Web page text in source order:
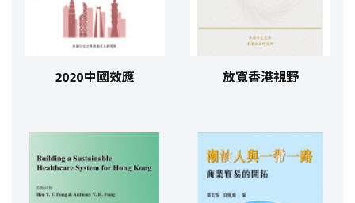
2020中國效應 放寬香港視野